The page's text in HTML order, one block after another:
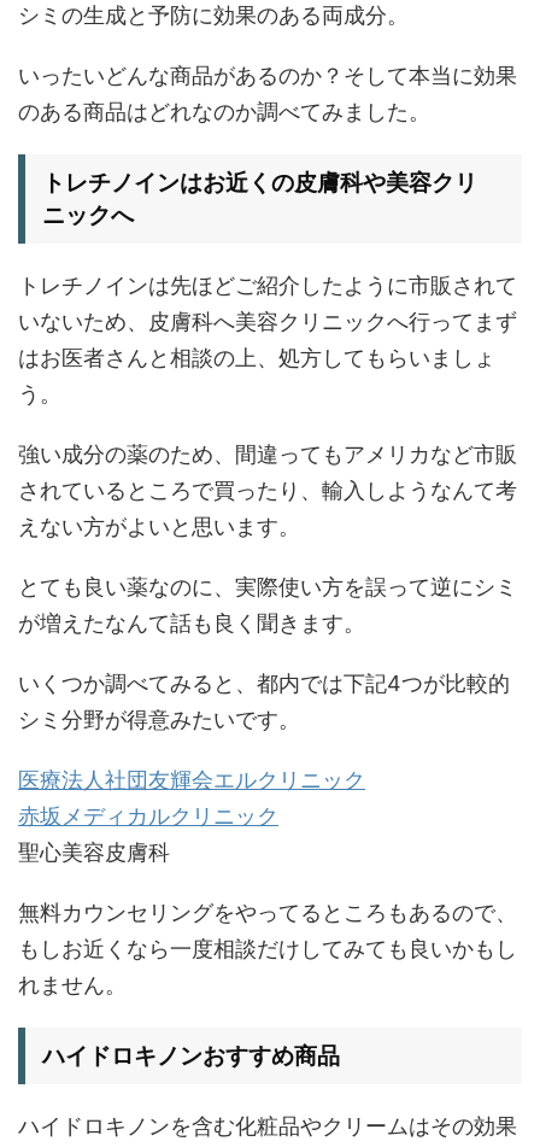
シミの生成と予防に効果のある両成分。
いったいどんな商品があるのか？そして本当に効果
のある商品はどれなのか調べてみました。
トレチノインはお近くの皮膚科や美容クリ
ニックへ
トレチノインは先ほどご紹介したように市販されて
いないため、皮膚科へ美容クリニックへ行ってまず
はお医者さんと相談の上、処方してもらいましょ
う。
強い成分の薬のため、間違ってもアメリカなど市販
されているところで買ったり、輸入しようなんて考
えない方がよいと思います。
とても良い薬なのに、実際使い方を誤って逆にシミ
が増えたなんて話も良く聞きます。
いくつか調べてみると、都内では下記4つが比較的
シミ分野が得意みたいです。
医療法人社団友輝会エルクリニック
赤坂メディカルクリニック
聖心美容皮膚科
無料カウンセリングをやってるところもあるので、
もしお近くなら一度相談だけしてみても良いかもし
れません。
ハイドロキノンおすすめ商品
ハイドロキノンを含む化粧品やクリームはその効果